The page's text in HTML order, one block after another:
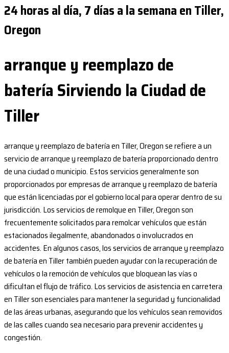
24 horas al día, 7 días a la semana en Tiller,
Oregon
arranque y reemplazo de
batería Sirviendo la Ciudad de
Tiller
arranque y reemplazo de batería en Tiller, Oregon se refiere a un
servicio de arranque y reemplazo de batería proporcionado dentro
de una ciudad o municipio. Estos servicios generalmente son
proporcionados por empresas de arranque y reemplazo de batería
que están licenciadas por el gobierno local para operar dentro de su
jurisdicción. Los servicios de remolque en Tiller, Oregon son
frecuentemente solicitados para remolcar vehículos que están
estacionados ilegalmente, abandonados o involucrados en
accidentes. En algunos casos, los servicios de arranque y reemplazo
de batería en Tiller también pueden ayudar con la recuperación de
vehículos o la remoción de vehículos que bloquean las vías o
dificultan el flujo de tráfico. Los servicios de asistencia en carretera
en Tiller son esenciales para mantener la seguridad y funcionalidad
de las áreas urbanas, asegurando que los vehículos sean removidos
de las calles cuando sea necesario para prevenir accidentes y
congestión.